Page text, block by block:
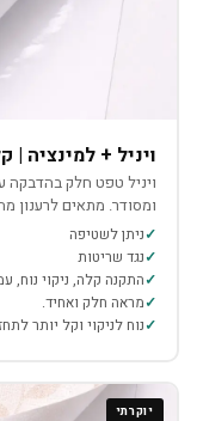
ויניל + למינציה |
ויניל טפט חלק בהדבקה
ומסודר. מתאים לרענון
ניתן לשטיפה
נגד שריטות
התקנה קלה, ניקוי נוח,
מראה חלק ואחיד.
נוח לניקוי וקל יותר
יוקרתי